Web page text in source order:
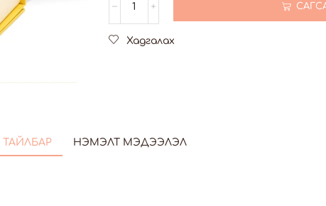
Хадгалах
ТАЙЛБАР НЭМЭЛТ МЭДЭЭЛЭЛ